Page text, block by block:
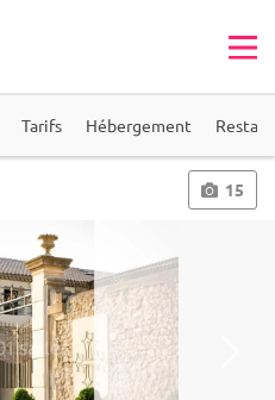
Tarifs Hébergement
15